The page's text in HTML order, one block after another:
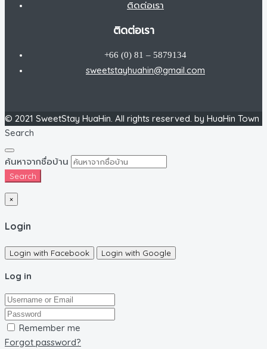
ติดต่อเรา
ติดต่อเรา
+66 (0) 81 – 5879134
sweetstayhuahin@gmail.com
© 2021 SweetStay HuaHin. All rights reserved. by HuaHin Town
Search
ค้นหาจากชื่อบ้าน
Search
×
Login
Login with Facebook Login with Google
Log in
Remember me
Forgot password?